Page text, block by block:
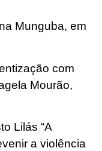
Munguba, em
com
Mourão,
Lilás “A
a violência